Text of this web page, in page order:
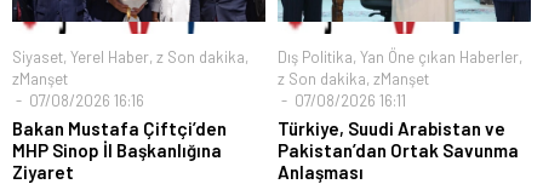
Siyaset, Yerel Haber, z Son dakika,
zManşet
07/08/2026 16:16
Bakan Mustafa Çiftçi’den
MHP Sinop İl Başkanlığına
Ziyaret
Dış Politika, Yan Öne çıkan Haberler,
z Son dakika, zManşet
07/08/2026 16:11
Türkiye, Suudi Arabistan ve
Pakistan’dan Ortak Savunma
Anlaşması